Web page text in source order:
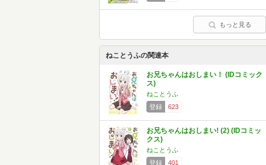
もっと見る
ねことうふの関連本
お兄ちゃんはおしまい！ (IDコミック
ス)
ねことうふ
登録
623
お兄ちゃんはおしまい! (2) (IDコミッ
クス)
ねことうふ
登録
401